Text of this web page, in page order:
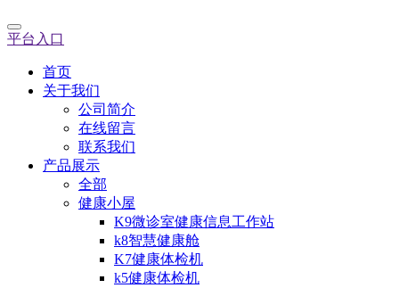
平台入口
首页
关于我们
公司简介
在线留言
联系我们
产品展示
全部
健康小屋
K9微诊室健康信息工作站
k8智慧健康舱
K7健康体检机
k5健康体检机